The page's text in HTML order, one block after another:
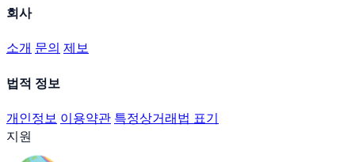
회사
소개 문의 제보
법적 정보
개인정보 이용약관 특정상거래법 표기
지원